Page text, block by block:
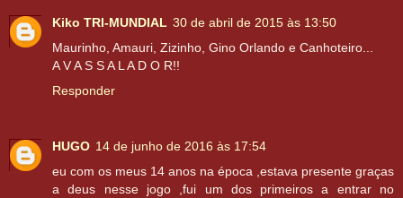
Kiko TRI-MUNDIAL 30 de abril de 2015 às 13:50
Maurinho, Amauri, Zizinho, Gino Orlando e Canhoteiro...
A V A S S A L A D O R!!
Responder
HUGO 14 de junho de 2016 às 17:54
eu com os meus 14 anos na época ,estava presente graças
a deus nesse jogo ,fui um dos primeiros a entrar no